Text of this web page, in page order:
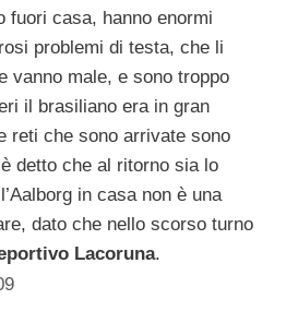
fuori casa, hanno enormi
problemi di testa, che li
vanno male, e sono troppo
il brasiliano era in gran
reti che sono arrivate sono
detto che al ritorno sia lo
in casa non è una
dato che nello scorso turno
Lacoruna.